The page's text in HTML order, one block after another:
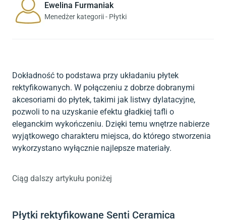
Ewelina Furmaniak
Menedżer kategorii - Płytki
Dokładność to podstawa przy układaniu płytek
rektyfikowanych. W połączeniu z dobrze dobranymi
akcesoriami do płytek, takimi jak listwy dylatacyjne,
pozwoli to na uzyskanie efektu gładkiej tafli o
eleganckim wykończeniu. Dzięki temu wnętrze nabierze
wyjątkowego charakteru miejsca, do którego stworzenia
wykorzystano wyłącznie najlepsze materiały.
Ciąg dalszy artykułu poniżej
Płytki rektyfikowane Senti Ceramica